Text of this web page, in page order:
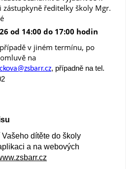
ředitelky školy Mgr.
od 14:00 do 17:00 hodin
v jiném termínu, po
na
, případně na tel.
Vašeho dítěte do školy
a na webových